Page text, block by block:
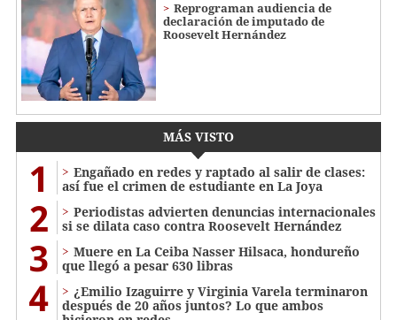
Reprograman audiencia de
declaración de imputado de
Roosevelt Hernández
MÁS VISTO
1
Engañado en redes y raptado al salir de clases:
así fue el crimen de estudiante en La Joya
2
Periodistas advierten denuncias internacionales
si se dilata caso contra Roosevelt Hernández
3
Muere en La Ceiba Nasser Hilsaca, hondureño
que llegó a pesar 630 libras
4
¿Emilio Izaguirre y Virginia Varela terminaron
después de 20 años juntos? Lo que ambos